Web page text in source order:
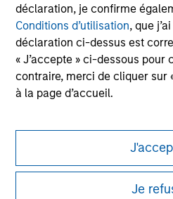
déclaration, je confirme
Conditions d’utilisation, que
déclaration ci-dessus est
« J’accepte » ci-dessous pour
contraire, merci de cliquer sur
à la page d’accueil.
Je